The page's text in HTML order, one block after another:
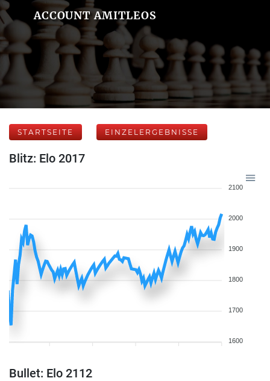
ACCOUNT AMITLEOS
STARTSEITE EINZELERGEBNISSE
Blitz: Elo 2017
2100
2000
1900
1800
1700
1600
Bullet: Elo 2112